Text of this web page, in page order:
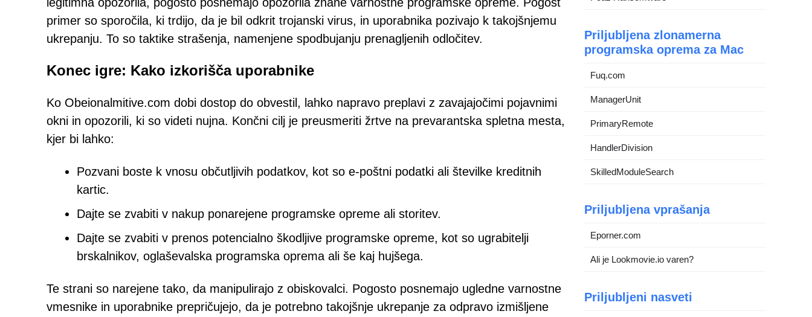
primer so sporočila, ki trdijo, da je bil odkrit trojanski virus, in uporabnika pozivajo k takojšnjemu
ukrepanju. To so taktike strašenja, namenjene spodbujanju prenagljenih odločitev.
Konec igre: Kako izkorišča uporabnike
Ko Obeionalmitive.com dobi dostop do obvestil, lahko napravo preplavi z zavajajočimi pojavnimi
okni in opozorili, ki so videti nujna. Končni cilj je preusmeriti žrtve na prevarantska spletna mesta,
kjer bi lahko:
Pozvani boste k vnosu občutljivih podatkov, kot so e-poštni podatki ali številke kreditnih
kartic.
Dajte se zvabiti v nakup ponarejene programske opreme ali storitev.
Dajte se zvabiti v prenos potencialno škodljive programske opreme, kot so ugrabitelji
brskalnikov, oglaševalska programska oprema ali še kaj hujšega.
Te strani so narejene tako, da manipulirajo z obiskovalci. Pogosto posnemajo ugledne varnostne
vmesnike in uporabnike prepričujejo, da je potrebno takojšnje ukrepanje za odpravo izmišljene
Priljubljena zlonamerna
programska oprema za Mac
Fuq.com
ManagerUnit
PrimaryRemote
HandlerDivision
SkilledModuleSearch
Priljubljena vprašanja
Eporner.com
Ali je Lookmovie.io varen?
Priljubljeni nasveti